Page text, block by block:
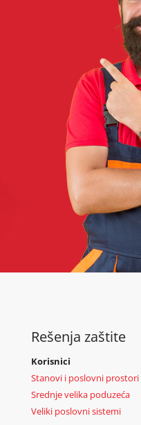
Rešenja zaštite
Korisnici
Stanovi i poslovni prostori
Srednje velika poduzeća
Veliki poslovni sistemi